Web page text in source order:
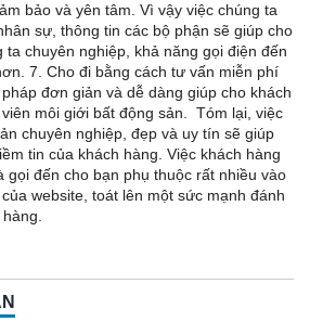
bảo và yên tâm. Vì vậy việc chúng ta
sự, thông tin các bộ phận sẽ giúp cho
ta chuyên nghiệp, khả năng gọi điện đến
7. Cho đi bằng cách tư vấn miễn phí
đơn giản và dễ dàng giúp cho khách
môi giới bất động sản. Tóm lại, việc
chuyên nghiệp, đẹp và uy tín sẽ giúp
tin của khách hàng. Việc khách hàng
gọi đến cho bạn phụ thuộc rất nhiều vào
website, toát lên một sức mạnh đánh